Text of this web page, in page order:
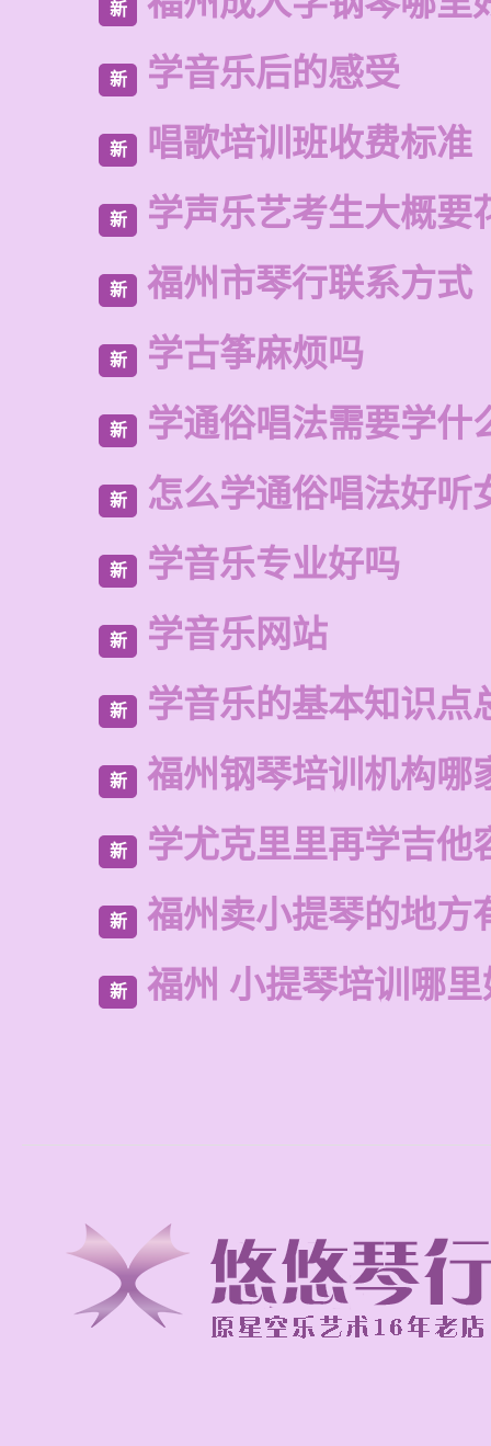
新
新 学音乐后的感受
新 唱歌培训班收费标准
新 学声乐艺考生大概要
新 福州市琴行联系方式
新 学古筝麻烦吗
新 学通俗唱法需要学什
新 怎么学通俗唱法好听
新 学音乐专业好吗
新 学音乐网站
新 学音乐的基本知识点
新 福州钢琴培训机构哪
新 学尤克里里再学吉他
新 福州卖小提琴的地方
新 福州 小提琴培训哪里